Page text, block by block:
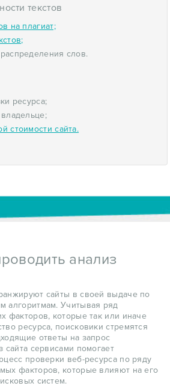
текстов
на плагиат;
слов.
ресурса;
стоимости сайта.
анализ
сайты в своей выдаче по
алгоритмам. Учитывая ряд
факторов, которые так или иначе
ресурса, поисковики стремятся
ответы на запрос
сайта сервисами помогает
проверки веб-ресурса по ряду
факторов, которые влияют на его
систем.